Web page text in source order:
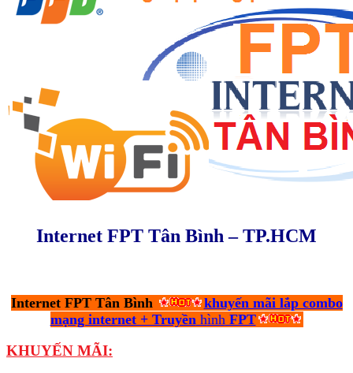
Internet FPT Tân Bình –TP.HCM
Internet FPT Tân Bình
khuyến mãi lắp combo
mạng internet + Truyền hình FPT
KHUYẾN MÃI: